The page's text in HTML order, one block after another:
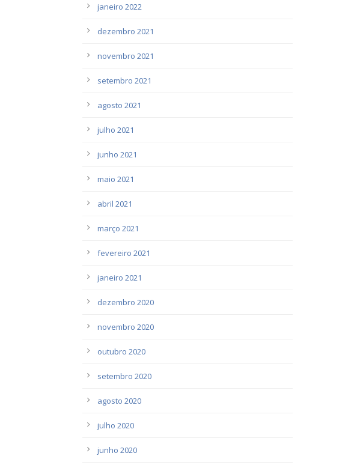
janeiro 2022
dezembro 2021
novembro 2021
setembro 2021
agosto 2021
julho 2021
junho 2021
maio 2021
abril 2021
março 2021
fevereiro 2021
janeiro 2021
dezembro 2020
novembro 2020
outubro 2020
setembro 2020
agosto 2020
julho 2020
junho 2020